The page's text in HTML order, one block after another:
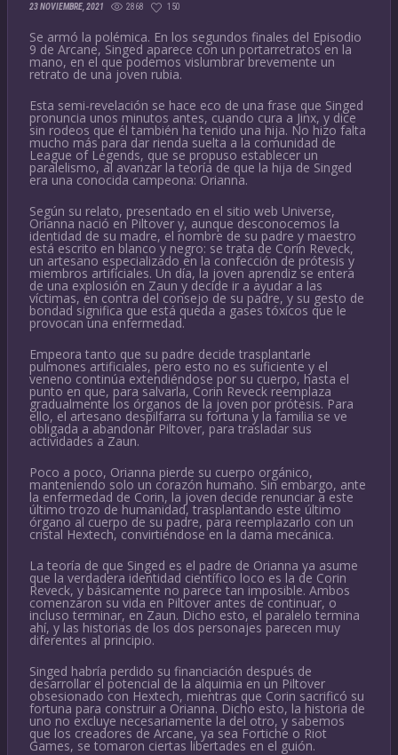
23 NOVIEMBRE, 2021 2868 150
Se armó la polémica. En los segundos finales del Episodio
9 de Arcane, Singed aparece con un portarretratos en la
mano, en el que podemos vislumbrar brevemente un
retrato de una joven rubia.
Esta semi-revelación se hace eco de una frase que Singed
pronuncia unos minutos antes, cuando cura a Jinx, y dice
sin rodeos que él también ha tenido una hija. No hizo falta
mucho más para dar rienda suelta a la comunidad de
League of Legends, que se propuso establecer un
paralelismo, al avanzar la teoría de que la hija de Singed
era una conocida campeona: Orianna.
Según su relato, presentado en el sitio web Universe,
Orianna nació en Piltover y, aunque desconocemos la
identidad de su madre, el nombre de su padre y maestro
está escrito en blanco y negro: se trata de Corin Reveck,
un artesano especializado en la confección de prótesis y
miembros artificiales. Un día, la joven aprendiz se entera
de una explosión en Zaun y decide ir a ayudar a las
víctimas, en contra del consejo de su padre, y su gesto de
bondad significa que está queda a gases tóxicos que le
provocan una enfermedad.
Empeora tanto que su padre decide trasplantarle
pulmones artificiales, pero esto no es suficiente y el
veneno continúa extendiéndose por su cuerpo, hasta el
punto en que, para salvarla, Corin Reveck reemplaza
gradualmente los órganos de la joven por prótesis. Para
ello, el artesano despilfarra su fortuna y la familia se ve
obligada a abandonar Piltover, para trasladar sus
actividades a Zaun.
Poco a poco, Orianna pierde su cuerpo orgánico,
manteniendo solo un corazón humano. Sin embargo, ante
la enfermedad de Corin, la joven decide renunciar a este
último trozo de humanidad, trasplantando este último
órgano al cuerpo de su padre, para reemplazarlo con un
cristal Hextech, convirtiéndose en la dama mecánica.
La teoría de que Singed es el padre de Orianna ya asume
que la verdadera identidad científico loco es la de Corin
Reveck, y básicamente no parece tan imposible. Ambos
comenzaron su vida en Piltover antes de continuar, o
incluso terminar, en Zaun. Dicho esto, el paralelo termina
ahí, y las historias de los dos personajes parecen muy
diferentes al principio.
Singed habría perdido su financiación después de
desarrollar el potencial de la alquimia en un Piltover
obsesionado con Hextech, mientras que Corin sacrificó su
fortuna para construir a Orianna. Dicho esto, la historia de
uno no excluye necesariamente la del otro, y sabemos
que los creadores de Arcane, ya sea Fortiche o Riot
Games, se tomaron ciertas libertades en el guión.